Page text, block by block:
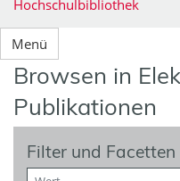
Hochschulbibliothek
Menü
Browsen in
Publikationen
Filter und Facetten